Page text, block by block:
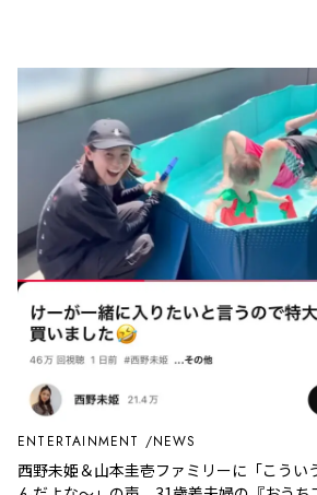
ENTERTAINMENT NEWS
西野未姫＆山本圭壱ファミリーに「こうい